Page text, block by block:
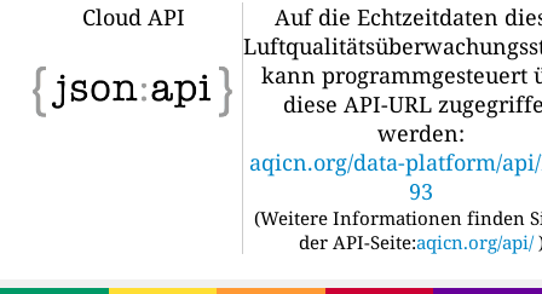
Cloud API
Auf die Echtzeitdaten
kann programmgesteuert
diese API-URL
werden:
aqicn.org/data-platform/
93
(Weitere Informationen finden
der API-Seite:aqicn.org/api/